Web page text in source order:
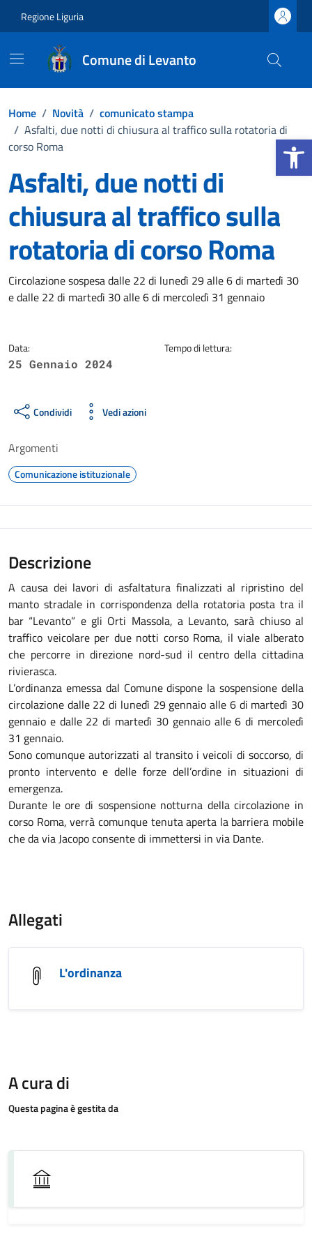
Apri la
Regione Liguria
Comune di Levanto
Home / Novità / comunicato stampa
/ Asfalti, due notti di chiusura al traffico sulla rotatoria di
corso Roma
Asfalti, due notti di
chiusura al traffico sulla
rotatoria di corso Roma
Dettagli della notizia
Circolazione sospesa dalle 22 di lunedì 29 alle 6 di martedì 30
e dalle 22 di martedì 30 alle 6 di mercoledì 31 gennaio
Data:
25 Gennaio 2024
Tempo di lettura:
Condividi Vedi azioni
Argomenti
Comunicazione istituzionale
Descrizione
A causa dei lavori di asfaltatura finalizzati al ripristino del
manto stradale in corrispondenza della rotatoria posta tra il
bar “Levanto” e gli Orti Massola, a Levanto, sarà chiuso al
traffico veicolare per due notti corso Roma, il viale alberato
che percorre in direzione nord-sud il centro della cittadina
rivierasca.
L’ordinanza emessa dal Comune dispone la sospensione della
circolazione dalle 22 di lunedì 29 gennaio alle 6 di martedì 30
gennaio e dalle 22 di martedì 30 gennaio alle 6 di mercoledì
31 gennaio.
Sono comunque autorizzati al transito i veicoli di soccorso, di
pronto intervento e delle forze dell’ordine in situazioni di
emergenza.
Durante le ore di sospensione notturna della circolazione in
corso Roma, verrà comunque tenuta aperta la barriera mobile
che da via Jacopo consente di immettersi in via Dante.
Allegati
L'ordinanza
A cura di
Questa pagina è gestita da